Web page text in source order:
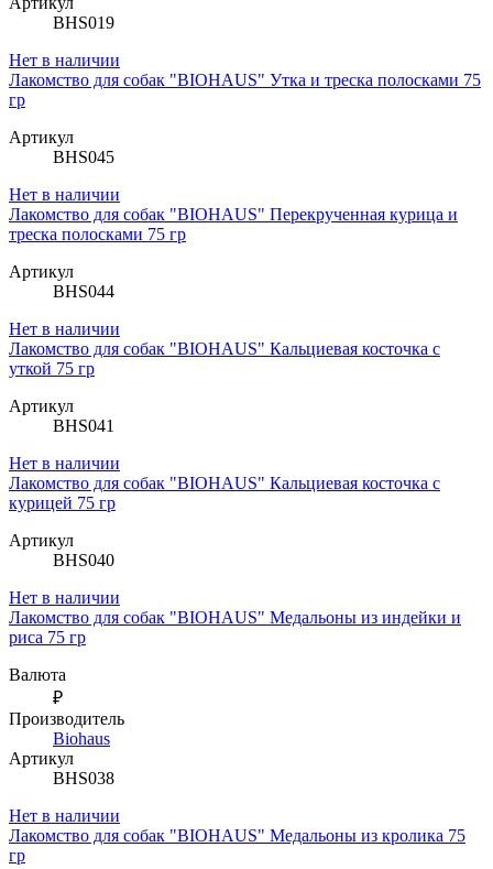
BHS019
Нет в наличии
Лакомство для собак "BIOHAUS" Утка и треска полосками 75
гр
Артикул
BHS045
Нет в наличии
Лакомство для собак "BIOHAUS" Перекрученная курица и
треска полосками 75 гр
Артикул
BHS044
Нет в наличии
Лакомство для собак "BIOHAUS" Кальциевая косточка с
уткой 75 гр
Артикул
BHS041
Нет в наличии
Лакомство для собак "BIOHAUS" Кальциевая косточка с
курицей 75 гр
Артикул
BHS040
Нет в наличии
Лакомство для собак "BIOHAUS" Медальоны из индейки и
риса 75 гр
Валюта
₽
Производитель
Biohaus
Артикул
BHS038
Нет в наличии
Лакомство для собак "BIOHAUS" Медальоны из кролика 75
гр